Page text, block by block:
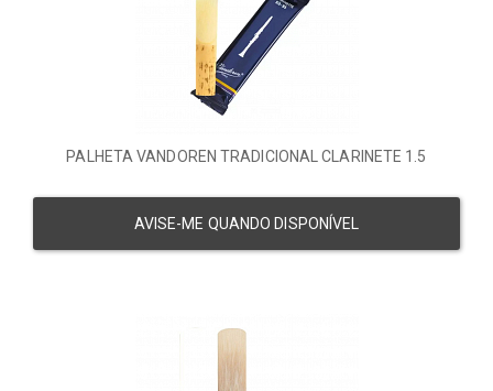
PALHETA VANDOREN TRADICIONAL CLARINETE 1.5
AVISE-ME QUANDO DISPONÍVEL